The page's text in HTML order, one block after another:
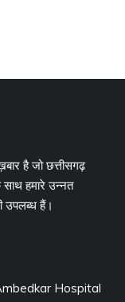
है जो छत्तीसगढ़
साथ हमारे उन्नत
उपलब्ध हैं।
Hospital